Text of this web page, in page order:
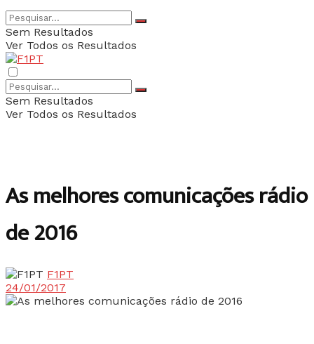
Sem Resultados
Ver Todos os Resultados
Sem Resultados
Ver Todos os Resultados
As melhores comunicações rádio
de 2016
F1PT
24/01/2017